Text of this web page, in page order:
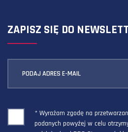
ZAPISZ SIĘ DO
PODAJ ADRES E-MAIL
* Wyrażam zgodę na
podanych powyżej w celu